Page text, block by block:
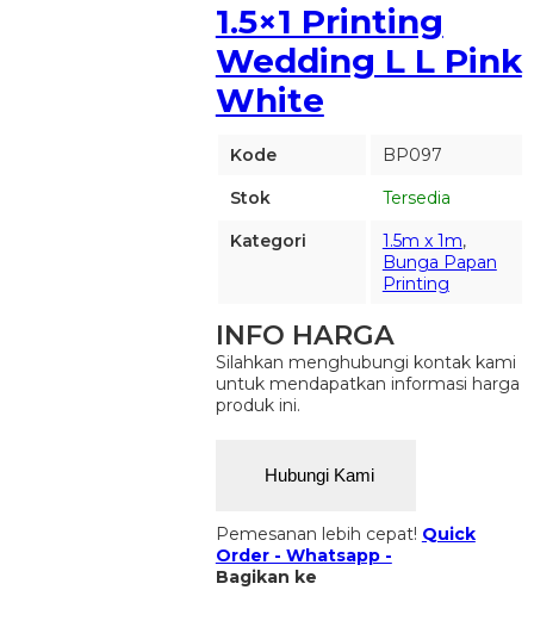
1.5×1 Printing
Wedding L L Pink
White
Kode
BP097
Stok
Tersedia
Kategori
1.5m x 1m,
Bunga Papan
Printing
INFO HARGA
Silahkan menghubungi kontak kami
untuk mendapatkan informasi harga
produk ini.
Hubungi Kami
Pemesanan lebih cepat! Quick
Order - Whatsapp -
Bagikan ke